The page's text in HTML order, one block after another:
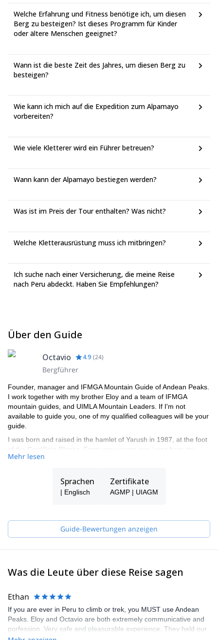
Welche Erfahrung und Fitness benötige ich, um diesen
Berg zu besteigen? Ist dieses Programm für Kinder
oder ältere Menschen geeignet?
Wann ist die beste Zeit des Jahres, um diesen Berg zu
besteigen?
Wie kann ich mich auf die Expedition zum Alpamayo
vorbereiten?
Wie viele Kletterer wird ein Führer betreuen?
Wann kann der Alpamayo bestiegen werden?
Was ist im Preis der Tour enthalten? Was nicht?
Welche Kletterausrüstung muss ich mitbringen?
Ich suche nach einer Versicherung, die meine Reise
nach Peru abdeckt. Haben Sie Empfehlungen?
Über den Guide
Octavio 4.9 (24)
Bergführer
Founder, manager and IFMGA Mountain Guide of Andean Peaks.
I work together with my brother Eloy and a team of IFMGA
mountain guides, and UIMLA Mountain Leaders. If I'm not
available to guide you, one of my qualified colleagues will be your
guide.
I was born and raised in the hamlet of Yarush in 1987, at the foot
of the Cordillera Blanca. From very young age i was born my
passion for the mountains. In 2003 I started as enthusiast to
title as ''official guide of high mountain''. I enjoy doing sports
climbing and opening new routes in the cordillera Blanca, and in
other countries. My wide experience has taken me to climb most
Mehr lesen
Sprachen
| Englisch
Zertifikate
AGMP | UIAGM
Guide-Bewertungen anzeigen
Was die Leute über diese Reise sagen
Ethan
If you are ever in Peru to climb or trek, you MUST use Andean
Peaks. Eloy and Octavio are both extremely communicative and
porfession. Very safe and pleasurable experience. They held our